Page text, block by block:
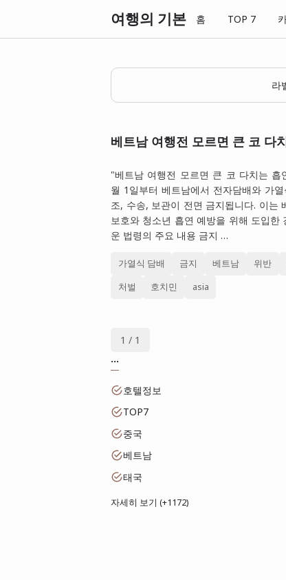
여행의 기본 홈 TOP 7
라
베트남 여행전 모르면 큰 코 다
"베트남 여행전 모르면 큰 코 다치는 흡
월 1일부터 베트남에서 전자담배와 가
조, 수송, 보관이 전면 금지됩니다. 이는
보호와 청소년 흡연 예방을 위해 도입한
운 법령의 주요 내용 금지 …
가열식 담배 금지 베트남 위반
처벌 호치민 asia
1 / 1
...
호텔정보
TOP7
중국
베트남
태국
자세히 보기 (+1172)